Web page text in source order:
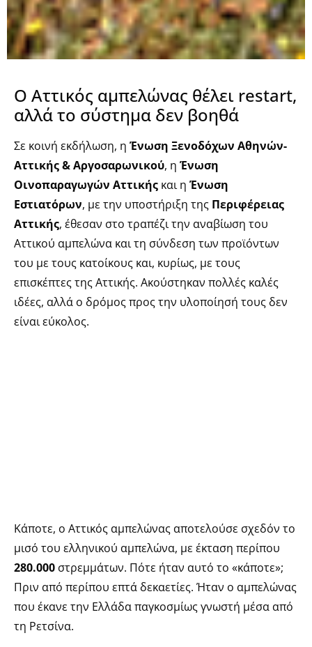
Ο Αττικός αμπελώνας θέλει restart,
αλλά το σύστημα δεν βοηθά
Σε κοινή εκδήλωση, η Ένωση Ξενοδόχων Αθηνών-
Αττικής & Αργοσαρωνικού, η Ένωση
Οινοπαραγωγών Αττικής και η Ένωση
Εστιατόρων, με την υποστήριξη της Περιφέρειας
Αττικής, έθεσαν στο τραπέζι την αναβίωση του
Αττικού αμπελώνα και τη σύνδεση των προϊόντων
του με τους κατοίκους και, κυρίως, με τους
επισκέπτες της Αττικής. Ακούστηκαν πολλές καλές
ιδέες, αλλά ο δρόμος προς την υλοποίησή τους δεν
είναι εύκολος.
Κάποτε, ο Αττικός αμπελώνας αποτελούσε σχεδόν το
μισό του ελληνικού αμπελώνα, με έκταση περίπου
280.000 στρεμμάτων. Πότε ήταν αυτό το «κάποτε»;
Πριν από περίπου επτά δεκαετίες. Ήταν ο αμπελώνας
που έκανε την Ελλάδα παγκοσμίως γνωστή μέσα από
τη Ρετσίνα.